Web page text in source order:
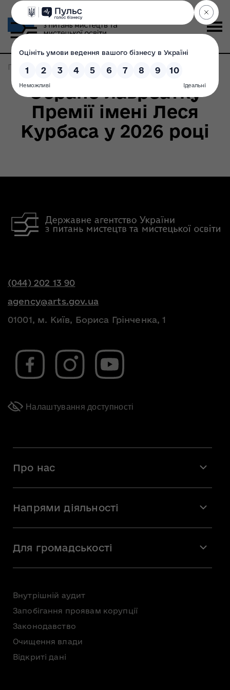
Головна Записи по метке: театральна премія
Обрано лавреатку
Премії імені Леся
Курбаса у 2026 році
(044) 202 13 90
agency@arts.gov.ua
01001, м. Київ, Бориса Грінченка, 1
Налаштування доступності
Про нас
Команда
Вакансії
Напрями діяльності
Мистецька освіта
Для громадськості
Громадська рада
Консультації з громадськістю
Доступ до публічної інформації
Безоплатна первинна правнича допомога
Внутрішній аудит
Запобігання проявам корупції
Законодавство
Очищення влади
Відкриті дані